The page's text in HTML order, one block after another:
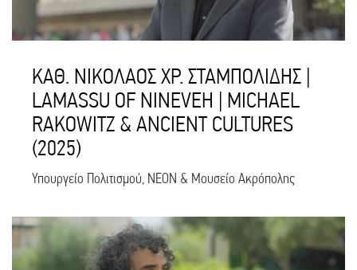
ΚΑΘ. ΝΙΚΟΛΑΟΣ ΧΡ. ΣΤΑΜΠΟΛΙΔΗΣ |
LAMASSU OF NINEVEH | MICHAEL
RAKOWITZ & ANCIENT CULTURES
(2025)
Υπουργείο Πολιτισμού, NEON & Μουσείο Ακρόπολης